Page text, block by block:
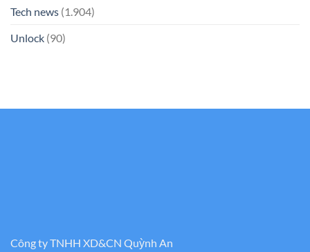
Tech news (1.904)
Unlock (90)
Công ty TNHH XD&CN Quỳnh An